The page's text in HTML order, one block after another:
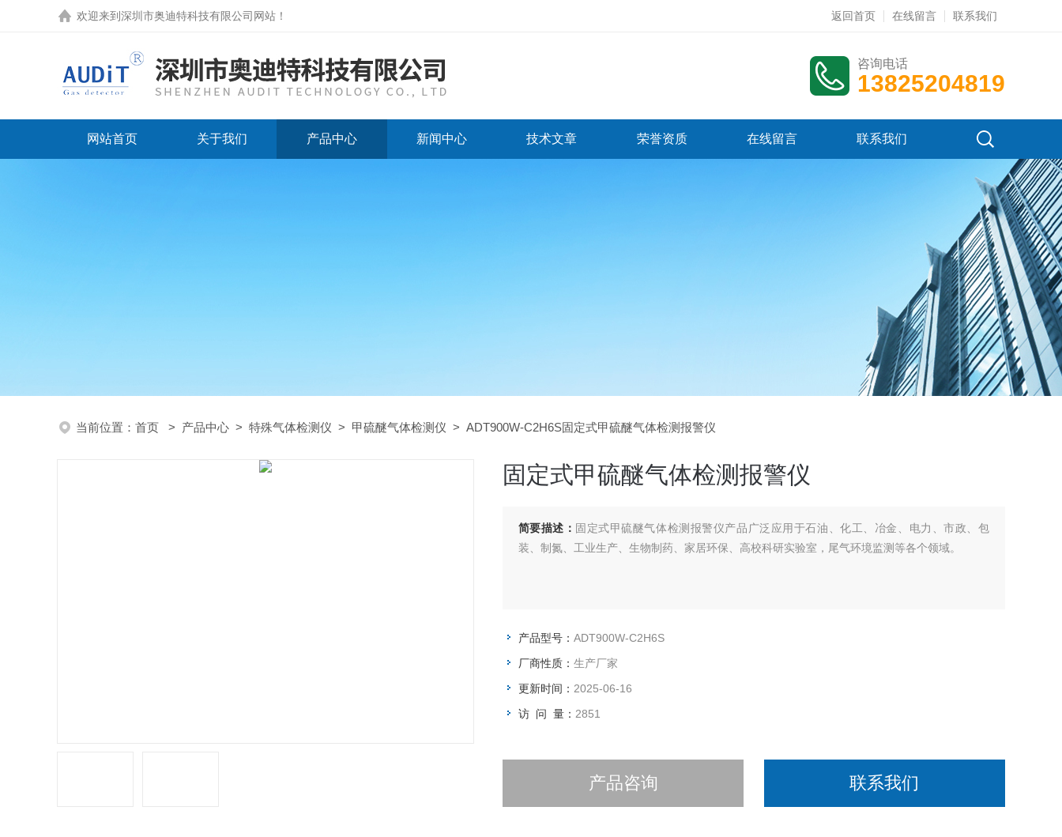
欢迎来到 深圳市奥迪特科技有限公司网站 ！ 返回首页 在线留言 联系我们
咨询电话
13825204819
网站首页 关于我们 产品中心 新闻中心 技术文章 荣誉资质 在线留言 联系我们
当前位置： 首页 > 产品中心 > 特殊气体检测仪 > 甲硫醚气体检测仪 > ADT900W-C2H6S固定式甲硫醚气体检测报警仪
固定式甲硫醚气体检测报警仪
简要描述： 固定式甲硫醚气体检测报警仪产品广泛应用于石油、化工、冶金、电力、市政、包
装、制氮、工业生产、生物制药、家居环保、高校科研实验室，尾气环境监测等各个领域。
产品型号： ADT900W-C2H6S
厂商性质： 生产厂家
更新时间： 2025-06-16
访 问 量： 2851
产品咨询 联系我们